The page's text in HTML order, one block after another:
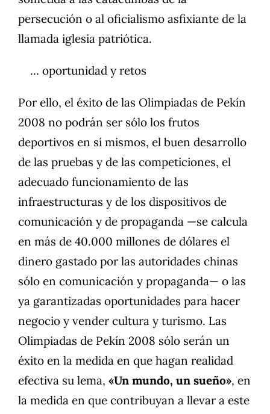
persecución o al oficialismo asfixiante de la
llamada iglesia patriótica.
… oportunidad y retos
Por ello, el éxito de las Olimpiadas de Pekín
2008 no podrán ser sólo los frutos
deportivos en sí mismos, el buen desarrollo
de las pruebas y de las competiciones, el
adecuado funcionamiento de las
infraestructuras y de los dispositivos de
comunicación y de propaganda —se calcula
en más de 40.000 millones de dólares el
dinero gastado por las autoridades chinas
sólo en comunicación y propaganda— o las
ya garantizadas oportunidades para hacer
negocio y vender cultura y turismo. Las
Olimpiadas de Pekín 2008 sólo serán un
éxito en la medida en que hagan realidad
efectiva su lema, «Un mundo, un sueño», en
la medida en que contribuyan a llevar a este